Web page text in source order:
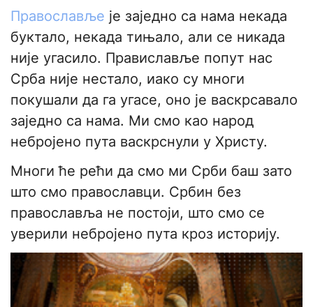
Православље је заједно са нама некада
буктало, некада тињало, али се никада
није угасило. Правиславље попут нас
Срба није нестало, иако су многи
покушали да га угасе, оно је васкрсавало
заједно са нама. Ми смо као народ
небројено пута васкрснули у Христу.
Многи ће рећи да смо ми Срби баш зато
што смо православци. Србин без
православља не постоји, што смо се
уверили небројено пута кроз историју.